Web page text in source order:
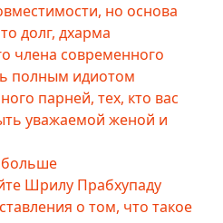
но основа
долг, дхарма
члена современного
полным идиотом
парней, тех, кто вас
уважаемой женой и
больше
Шрилу Прабхупаду
о том, что такое